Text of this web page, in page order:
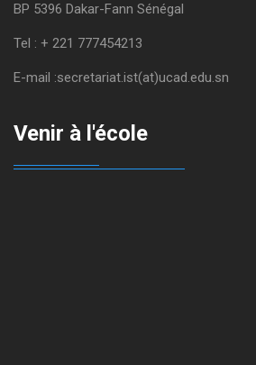
BP 5396 Dakar-Fann Sénégal
Tel : + 221 777454213
E-mail :secretariat.ist(at)ucad.edu.sn
Venir à l'école